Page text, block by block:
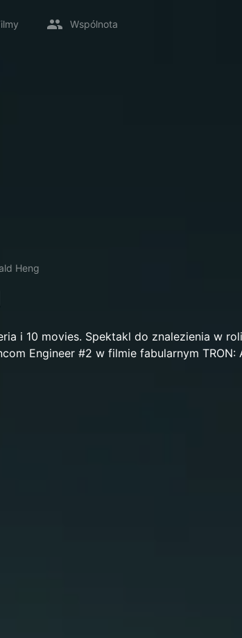
Wspólnota
Heng
i 10 movies. Spektakl do znalezienia w
Engineer #2 w filmie fabularnym TRON: